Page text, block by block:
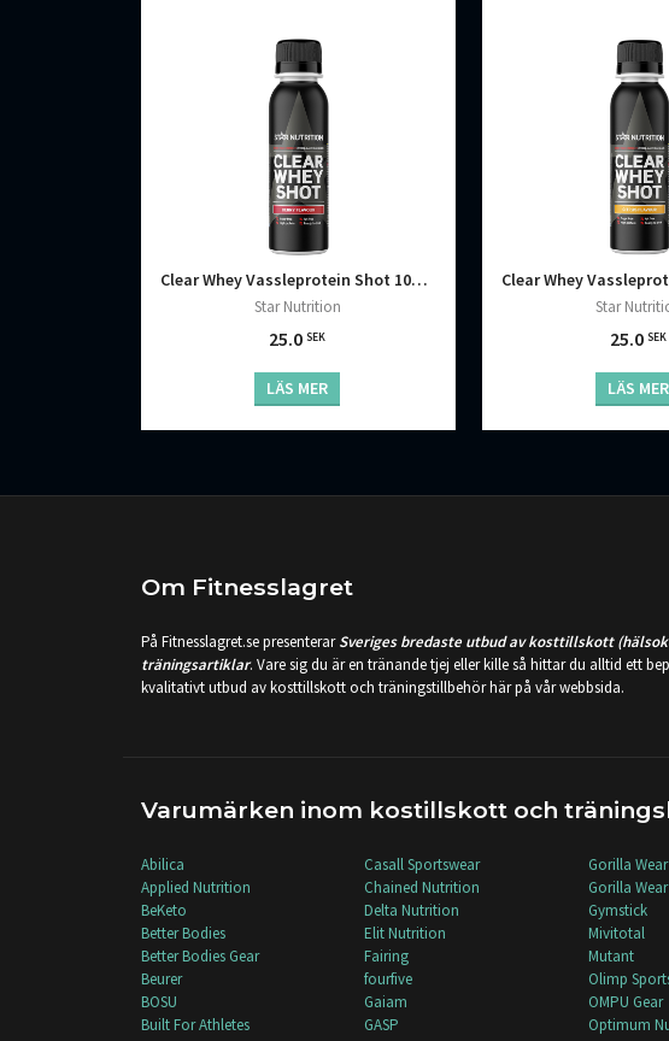
Clear Whey Vassleprotein Shot 100 ml
Star Nutrition
25.0SEK
LÄS MER
Star
25.0SEK
LÄS MER
Om Fitnesslagret
På Fitnesslagret.se presenterarSveriges bredaste utbud av kosttillskott
träningsartiklar. Vare sig du är en tränande tjej eller kille så hittar du alltid ett
kvalitativt utbud av kosttillskott och träningstillbehör här på vår webbsida.
Varumärken inom kostillskott och
Abilica
Applied Nutrition
BeKeto
Better Bodies
Better Bodies Gear
Beurer
BOSU
Built For Athletes
Casall Sportswear
Chained Nutrition
Delta Nutrition
Elit Nutrition
Fairing
fourfive
Gaiam
GASP
Gorilla Wear
Gorilla
Gymstick
Mivitotal
Mutant
Olimp
OMPU Gear
Optimum